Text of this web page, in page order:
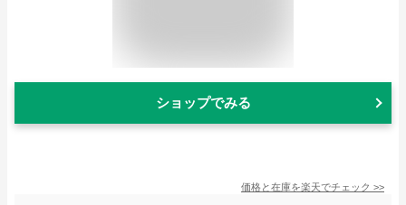
ショップでみる
価格と在庫を楽天でチェック >>